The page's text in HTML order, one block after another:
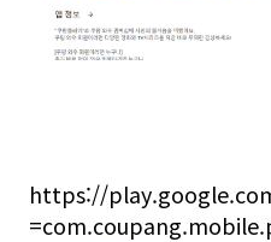
https://